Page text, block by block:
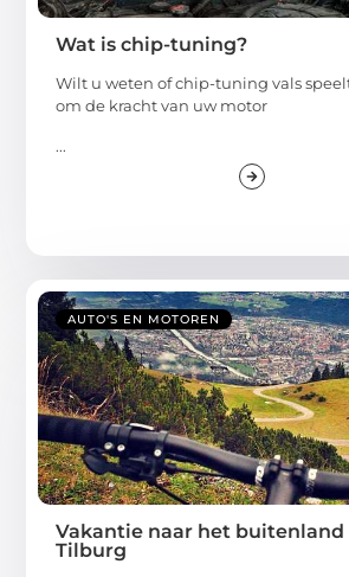
Wat is chip-tuning?
Wilt u weten of chip-tuning vals
om de kracht van uw motor
...
AUTO'S EN MOTOREN
Vakantie naar het buitenland
Tilburg